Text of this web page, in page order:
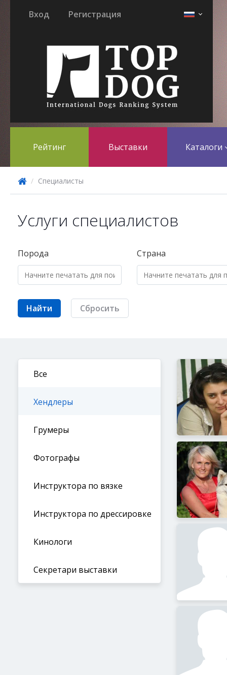
Вход Регистрация
Рейтинг Выставки Каталоги
Специалисты
Услуги специалистов
Порода Страна
Найти Сбросить
Все
Хендлеры
Грумеры
Фотографы
Инструктора по вязке
Инструктора по дрессировке
Кинологи
Секретари выставки